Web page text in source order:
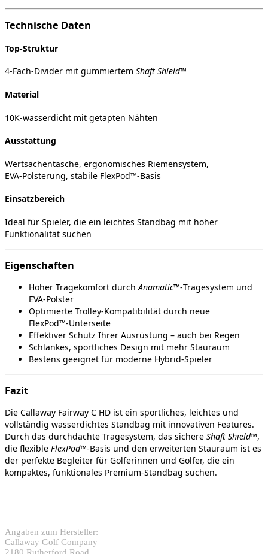
Technische Daten
Top‑Struktur
4‑Fach‑Divider mit gummiertem Shaft Shield™
Material
10K‑wasserdicht mit getapten Nähten
Ausstattung
Wertsachentasche, ergonomisches Riemensystem,
EVA‑Polsterung, stabile FlexPod™‑Basis
Einsatzbereich
Ideal für Spieler, die ein leichtes Standbag mit hoher
Funktionalität suchen
Eigenschaften
Hoher Tragekomfort durch Anamatic™‑Tragesystem und
EVA‑Polster
Optimierte Trolley‑Kompatibilität durch neue
FlexPod™‑Unterseite
Effektiver Schutz Ihrer Ausrüstung – auch bei Regen
Schlankes, sportliches Design mit mehr Stauraum
Bestens geeignet für moderne Hybrid‑Spieler
Fazit
Die Callaway Fairway C HD ist ein sportliches, leichtes und
vollständig wasserdichtes Standbag mit innovativen Features.
Durch das durchdachte Tragesystem, das sichere Shaft Shield™,
die flexible FlexPod™‑Basis und den erweiterten Stauraum ist es
der perfekte Begleiter für Golferinnen und Golfer, die ein
kompaktes, funktionales Premium‑Standbag suchen.
Angaben zum Hersteller:
Callaway Golf Company
2180 Rutherford Road,